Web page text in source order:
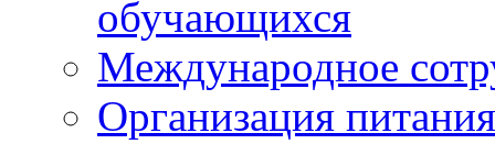
обучающихся
Международное
Организация